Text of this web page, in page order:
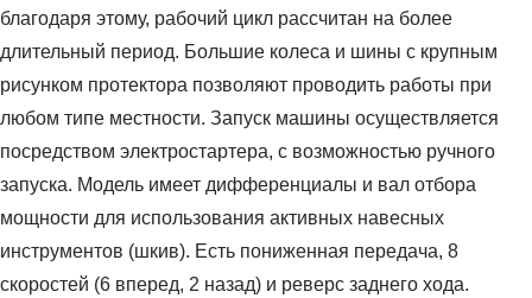
благодаря этому, рабочий цикл рассчитан на более
длительный период. Большие колеса и шины с крупным
рисунком протектора позволяют проводить работы при
любом типе местности. Запуск машины осуществляется
посредством электростартера, с возможностью ручного
запуска. Модель имеет дифференциалы и вал отбора
мощности для использования активных навесных
инструментов (шкив). Есть пониженная передача, 8
скоростей (6 вперед, 2 назад) и реверс заднего хода.